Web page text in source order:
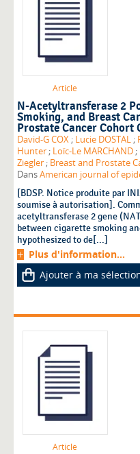
Article
N-Acetyltransferase 2
Smoking, and Breast
Prostate Cancer Cohort
David-G COX ; Lucie DOSTAL ;
Hunter ; Loïc-Le MARCHAND ;
Ziegler ; Breast and Prostate
DansAmerican journal of
[BDSP. Notice produite par
soumise à autorisation].
acetyltransferase 2 gene
between cigarette smoking
hypothesized to de[...]
Plus d'information...
Ajouter à ma
Article